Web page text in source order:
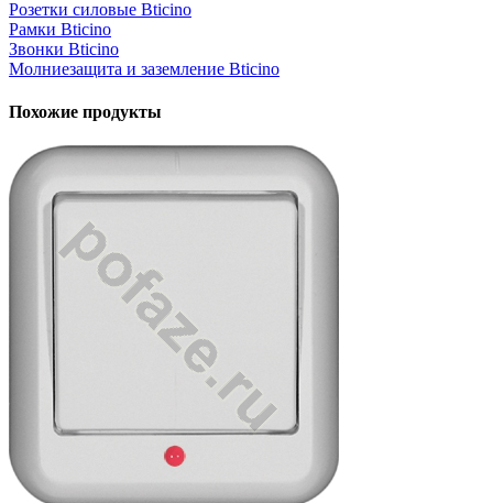
Розетки силовые Bticino
Рамки Bticino
Звонки Bticino
Молниезащита и заземление Bticino
Похожие продукты